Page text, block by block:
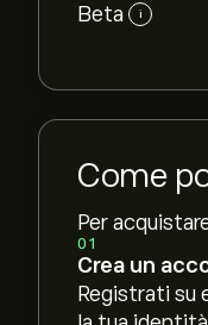
Beta i
Come
Per
01
Crea un
Registrati su